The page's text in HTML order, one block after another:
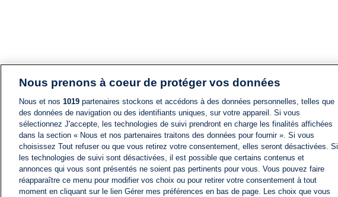
Nous prenons à coeur de protéger vos données
Nous et nos 1019 partenaires stockons et accédons à des données personnelles, telles que
des données de navigation ou des identifiants uniques, sur votre appareil. Si vous
sélectionnez J'accepte, les technologies de suivi prendront en charge les finalités affichées
dans la section « Nous et nos partenaires traitons des données pour fournir ». Si vous
choisissez Tout refuser ou que vous retirez votre consentement, elles seront désactivées. Si
les technologies de suivi sont désactivées, il est possible que certains contenus et
annonces qui vous sont présentés ne soient pas pertinents pour vous. Vous pouvez faire
réapparaître ce menu pour modifier vos choix ou pour retirer votre consentement à tout
moment en cliquant sur le lien Gérer mes préférences en bas de page. Les choix que vous